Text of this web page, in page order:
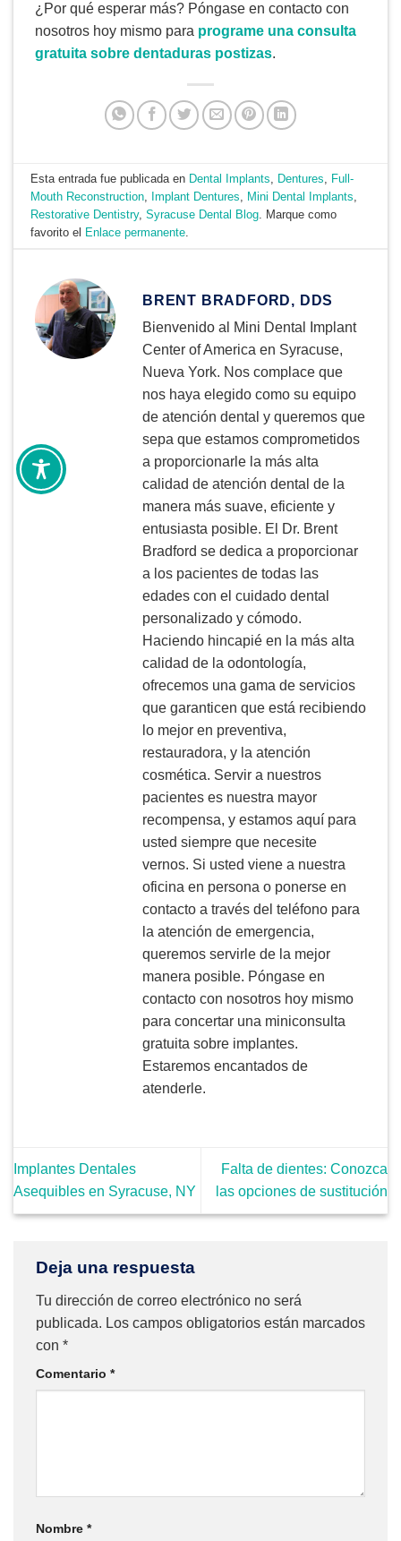
¿Por qué esperar más? Póngase en contacto con
nosotros hoy mismo para programe una consulta
gratuita sobre dentaduras postizas.
Esta entrada fue publicada en Dental Implants Dentures
Full-
Mouth Reconstruction
Implant Dentures Mini Dental Implants
Restorative Dentistry,Syracuse Dental Blog . Marque como
favorito el Enlace permanente
BRENT BRADFORD, DDS
Bienvenido al Mini Dental Implant
Center of America en Syracuse,
Nueva York. Nos complace que
nos haya elegido como su equipo
de atención dental y queremos que
sepa que estamos comprometidos
a proporcionarle la más alta
calidad de atención dental de la
manera más suave, eficiente y
entusiasta posible. El Dr. Brent
Bradford se dedica a proporcionar
a los pacientes de todas las
edades con el cuidado dental
personalizado y cómodo.
Haciendo hincapié en la más alta
calidad de la odontología,
ofrecemos una gama de servicios
que garanticen que está recibiendo
lo mejor en preventiva,
restauradora, y la atención
cosmética. Servir a nuestros
pacientes es nuestra mayor
recompensa, y estamos aquí para
usted siempre que necesite
vernos. Si usted viene a nuestra
oficina en persona o ponerse en
contacto a través del teléfono para
la atención de emergencia,
queremos servirle de la mejor
manera posible. Póngase en
contacto con nosotros hoy mismo
para concertar una miniconsulta
gratuita sobre implantes.
Estaremos encantados de
atenderle.
Implantes Dentales
Asequibles en Syracuse, NY
Falta de dientes: Conozca
las opciones de sustitución
Deja una respuesta
Tu dirección de correo electrónico no será
publicada. Los campos obligatorios están marcados
con *
Comentario *
Nombre *